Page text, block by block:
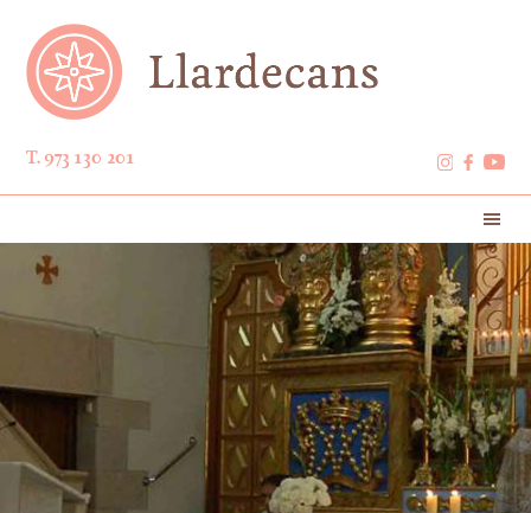
T. 973 130 201